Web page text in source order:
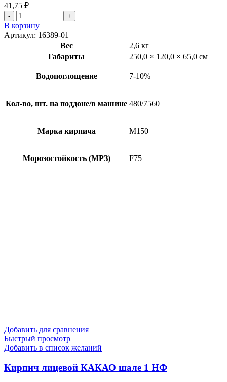
41,75 ₽
В корзину
Артикул: 16389-01
Вес
2,6 кг
Габариты
250,0 × 120,0 × 65,0 см
Водопоглощение 7-10%
Кол-во, шт. на поддоне/в машине 480/7560
Марка кирпича М150
Морозостойкость (МРЗ) F75
Добавить для сравнения
Быстрый просмотр
Добавить в список желаний
Кирпич лицевой КАКАО шале 1 НФ